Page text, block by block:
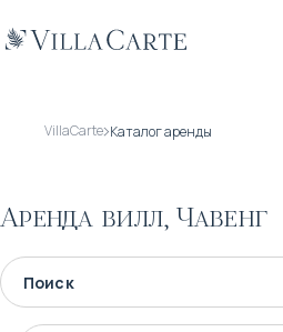
VillaCarte Каталог аренды
Аренда вилл, Чавенг